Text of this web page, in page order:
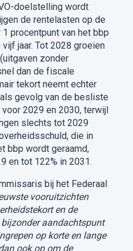
doelstelling wordt
de rentelasten op de
procentpunt van het bbp
jaar. Tot 2028 groeien
zonder
dan de fiscale
tekort neemt echter
gevolg van de besliste
2029 en 2030, terwijl
slechts tot 2029
die in
bbp wordt geraamd,
en tot 122% in 2031.
bij het Federaal
vooruitzichten
en de
aandachtspunt
op korte en lange
ook op om de